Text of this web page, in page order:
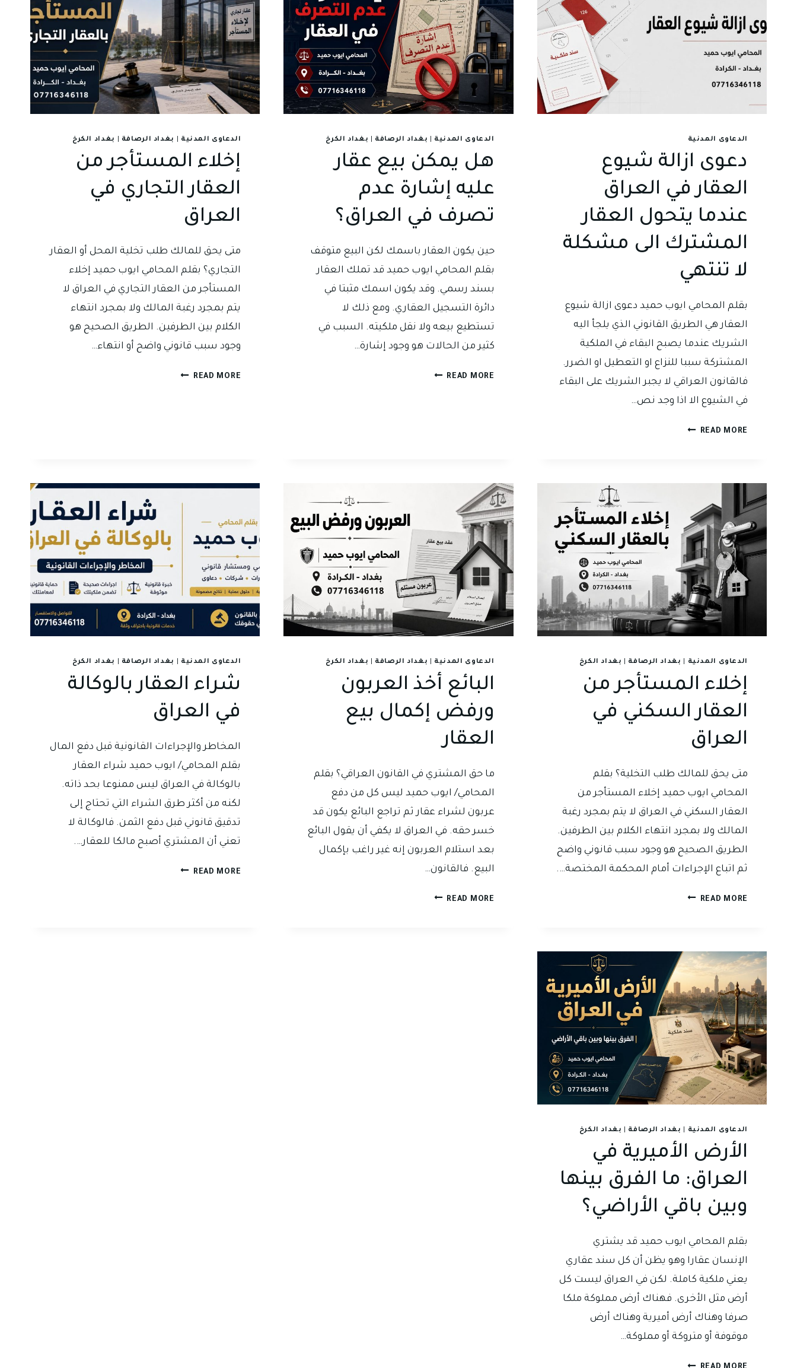
العراق؟
الدعاوى المدنية
دعوى ازالة شيوع
العقار في العراق
عندما يتحول العقار
المشترك الى مشكلة
لا تنتهي
بقلم المحامي ايوب حميد دعوى ازالة شيوع
العقار هي الطريق القانوني الذي يلجأ اليه
الشريك عندما يصبح البقاء في الملكية
المشتركة سببا للنزاع او التعطيل او الضرر.
فالقانون العراقي لا يجبر الشريك على البقاء
في الشيوع الا اذا وجد نص…
READ MORE دعوى
عندما
يتحول
العقار
المشترك
الى
مشكلة
لا
تنتهي
الدعاوى المدنية بغداد الرصافة بغداد الكرخ
هل يمكن بيع عقار
عليه إشارة عدم
تصرف في العراق؟
حين يكون العقار باسمك لكن البيع متوقف
بقلم المحامي ايوب حميد قد تملك العقار
بسند رسمي. وقد يكون اسمك مثبتا في
دائرة التسجيل العقاري. ومع ذلك لا
تستطيع بيعه ولا نقل ملكيته. السبب في
كثير من الحالات هو وجود إشارة…
READ MOREهل
الدعاوى المدنية بغداد الرصافة بغداد الكرخ
إخلاء المستأجر من
العقار التجاري في
العراق
متى يحق للمالك طلب تخلية المحل أو العقار
التجاري؟ بقلم المحامي ايوب حميد إخلاء
المستأجر من العقار التجاري في العراق لا
يتم بمجرد رغبة المالك ولا بمجرد انتهاء
الكلام بين الطرفين. الطريق الصحيح هو
وجود سبب قانوني واضح أو انتهاء…
READ MORE إخلاء
الدعاوى المدنية بغداد الرصافة بغداد الكرخ
إخلاء المستأجر من
العقار السكني في
العراق
متى يحق للمالك طلب التخلية؟ بقلم
المحامي ايوب حميد إخلاء المستأجر من
العقار السكني في العراق لا يتم بمجرد رغبة
المالك ولا بمجرد انتهاء الكلام بين الطرفين.
الطريق الصحيح هو وجود سبب قانوني واضح
ثم اتباع الإجراءات أمام المحكمة المختصة….
READ MORE إخلاء
السكني
في
العراق
الدعاوى المدنية بغداد الرصافة بغداد الكرخ
البائع أخذ العربون
ورفض إكمال بيع
العقار
ما حق المشتري في القانون العراقي؟ بقلم
المحامي/ ايوب حميد ليس كل من دفع
عربون لشراء عقار ثم تراجع البائع يكون قد
خسر حقه. في العراق لا يكفي أن يقول البائع
بعد استلام العربون إنه غير راغب بإكمال
البيع. فالقانون…
READ MOREالبائع
الدعاوى المدنية بغداد الرصافة بغداد الكرخ
شراء العقار بالوكالة
في العراق
المخاطر والإجراءات القانونية قبل دفع المال
بقلم المحامي/ ايوب حميد شراء العقار
بالوكالة في العراق ليس ممنوعا بحد ذاته.
لكنه من أكثر طرق الشراء التي تحتاج إلى
تدقيق قانوني قبل دفع الثمن. فالوكالة لا
تعني أن المشتري أصبح مالكا للعقار….
READ MORE شراء
الدعاوى المدنية بغداد الرصافة بغداد الكرخ
الأرض الأميرية في
العراق: ما الفرق بينها
وبين باقي الأراضي؟
بقلم المحامي ايوب حميد قد يشتري
الإنسان عقارا وهو يظن أن كل سند عقاري
يعني ملكية كاملة. لكن في العراق ليست كل
أرض مثل الأخرى. فهناك أرض مملوكة ملكا
صرفا وهناك أرض أميرية وهناك أرض
موقوفة أو متروكة أو مملوكة…
الأرض